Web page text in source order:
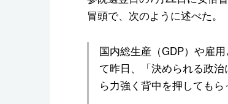
冒頭で、次のように述べた。
国内総生産（GDP）や雇
て昨日、「決められる政
ら力強く背中を押してもら